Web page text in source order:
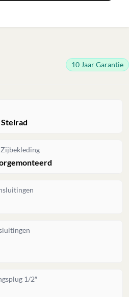
10 Jaar Garantie
1/2″